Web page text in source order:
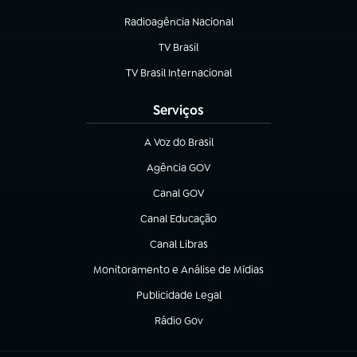
Radioagência Nacional
(abre em nova aba)
TV Brasil
(abre em nova aba)
TV Brasil Internacional
(abre em nova aba)
Serviços
A Voz do Brasil
(abre em nova aba)
Agência GOV
(abre em nova aba)
Canal GOV
(abre em nova aba)
Canal Educação
(abre em nova aba)
Canal Libras
(abre em nova aba)
Monitoramento e Análise de Mídias
(abre em nova aba)
Publicidade Legal
(abre em nova aba)
Rádio Gov
(abre em nova aba)